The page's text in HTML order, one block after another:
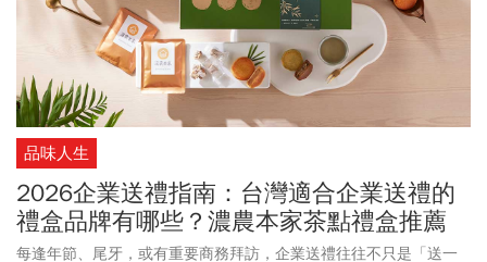
品味人生
2026企業送禮指南：台灣適合企業送禮的
禮盒品牌有哪些？濃農本家茶點禮盒推薦
每逢年節、尾牙，或有重要商務拜訪，企業送禮往往不只是「送一